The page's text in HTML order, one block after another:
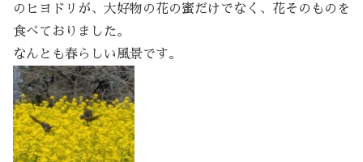
のヒヨドリが、大好物の花の蜜だけでなく、花そのものを
食べておりました。
なんとも春らしい風景です。